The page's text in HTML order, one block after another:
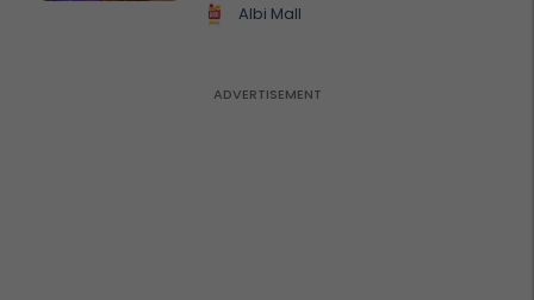
Albi Mall